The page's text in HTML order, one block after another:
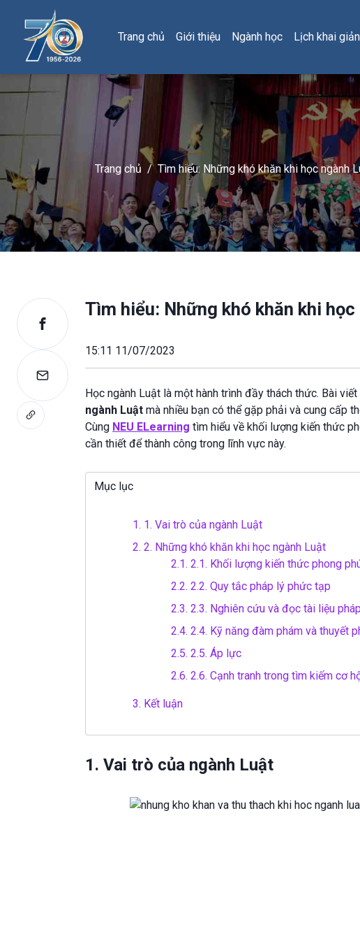
Trang chủ Giới thiệu Ngành học Lịch khai
Trang chủ / Tìm hiểu: Những khó khăn khi học ngành
Tìm hiểu: Những khó khăn khi
15:11 11/07/2023
Học ngành Luật là một hành trình đầy thách thức. Bài
ngành Luật mà nhiều bạn có thể gặp phải và cung cấp
Cùng NEU ELearning tìm hiểu về khối lượng kiến thức
cần thiết để thành công trong lĩnh vực này.
Mục lục
1. 1. Vai trò của ngành Luật
2. 2. Những khó khăn khi học ngành Luật
2.1. 2.1. Khối lượng kiến thức phong
2.2. 2.2. Quy tắc pháp lý phức tạp
2.3. 2.3. Nghiên cứu và đọc tài liệu
2.4. 2.4. Kỹ năng đàm phám và thuyết
2.5. 2.5. Áp lực
2.6. 2.6. Cạnh tranh trong tìm kiếm cơ
3. Kết luận
1. Vai trò của ngành Luật